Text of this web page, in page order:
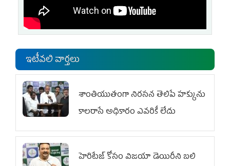
ఇటీవలి వార్తలు
శాంతియుతంగా నిరసన తెలిపే హక్కును
కాలరాసే అధికారం ఎవరికీ లేదు
హెరిటేజ్ కోసం విజయా డెయిరీని బలి